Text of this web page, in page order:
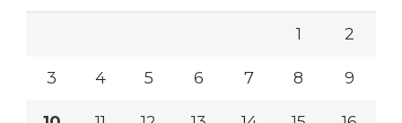
1 2
3 4 5 6 7 8 9